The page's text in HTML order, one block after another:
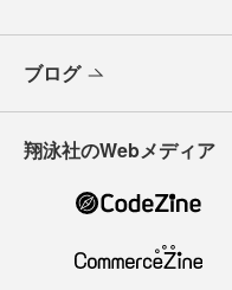
ブログ
翔泳社のWebメディア